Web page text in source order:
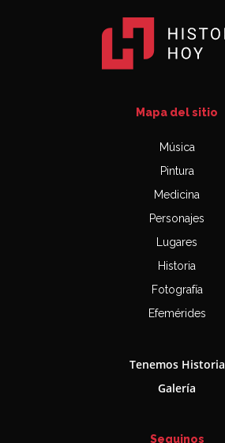
Mapa del sitio
Música
Pintura
Medicina
Personajes
Lugares
Historia
Fotografía
Efemérides
Tenemos Historia
Galería
Seguinos